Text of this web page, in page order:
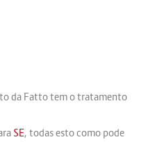
da Fatto tem o tratamento
SE, todas esto como pode